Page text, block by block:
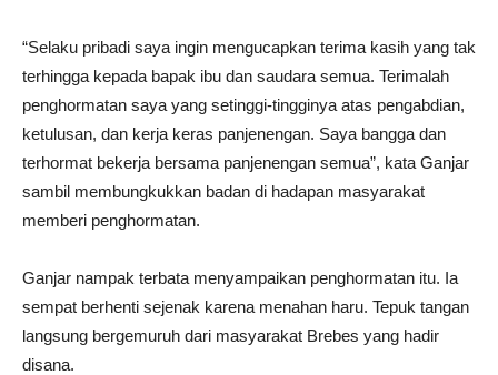
“Selaku pribadi saya ingin mengucapkan terima kasih yang tak
terhingga kepada bapak ibu dan saudara semua. Terimalah
penghormatan saya yang setinggi-tingginya atas pengabdian,
ketulusan, dan kerja keras panjenengan. Saya bangga dan
terhormat bekerja bersama panjenengan semua”, kata Ganjar
sambil membungkukkan badan di hadapan masyarakat
memberi penghormatan.
Ganjar nampak terbata menyampaikan penghormatan itu. Ia
sempat berhenti sejenak karena menahan haru. Tepuk tangan
langsung bergemuruh dari masyarakat Brebes yang hadir
disana.